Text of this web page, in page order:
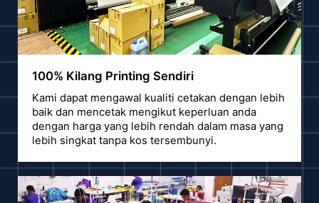
100% Kilang Printing Sendiri
Kami dapat mengawal kualiti cetakan dengan lebih
baik dan mencetak mengikut keperluan anda
dengan harga yang lebih rendah dalam masa yang
lebih singkat tanpa kos tersembunyi.